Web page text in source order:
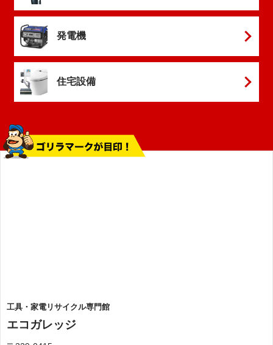
発電機
住宅設備
工具・家電リサイクル専門館
エコガレッジ